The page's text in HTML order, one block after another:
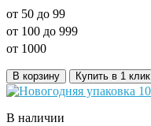
от 50 до 99
от 100 до 999
от 1000
В корзину Купить в 1 клик
В наличии